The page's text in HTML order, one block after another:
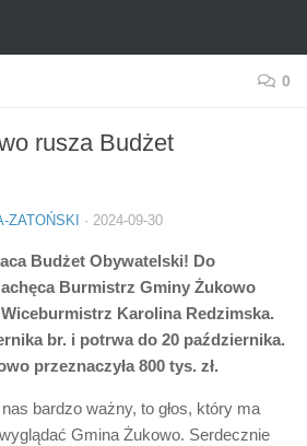
0
rusza Budżet
ZATOŃSKI · 2024-09-30
Budżet Obywatelski! Do
Burmistrz Gminy Żukowo
Karolina Redzimska.
br. i potrwa do 20 października.
przeznaczyła 800 tys. zł.
bardzo ważny, to głos, który ma
Gmina Żukowo. Serdecznie